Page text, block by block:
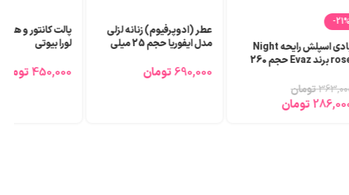
-
بادی اسپلش رایحه Night
rose برند Evaz حجم 260
تومان
تومان
عطر (ادوپرفیوم) زنانه لزلی
مدل ایفوریا حجم 25 میلی
690,000تومان
لورا بیوتی
450,000تومان